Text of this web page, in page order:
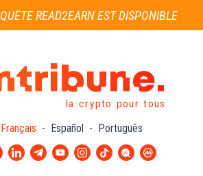
READ2EARN EST DISPONIBLE
la crypto pour tous
Français - Español - Português